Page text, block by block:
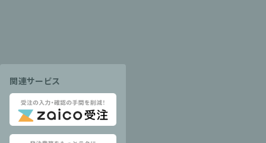
関連サービス